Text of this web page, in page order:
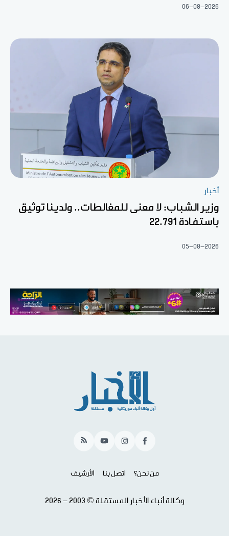
06-08-2026
أخبار
وزير الشباب: لا معنى للمغالطات.. ولدينا توثيق
باستفادة 22.791
05-08-2026
Facebook
Instagram
YouTube
RSS
من نحن؟ اتصل بنا الأرشيف
وكالة أنباء الأخبار المستقلة © 2003 - 2026